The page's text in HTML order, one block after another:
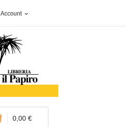
Account expand_more
0,00 €